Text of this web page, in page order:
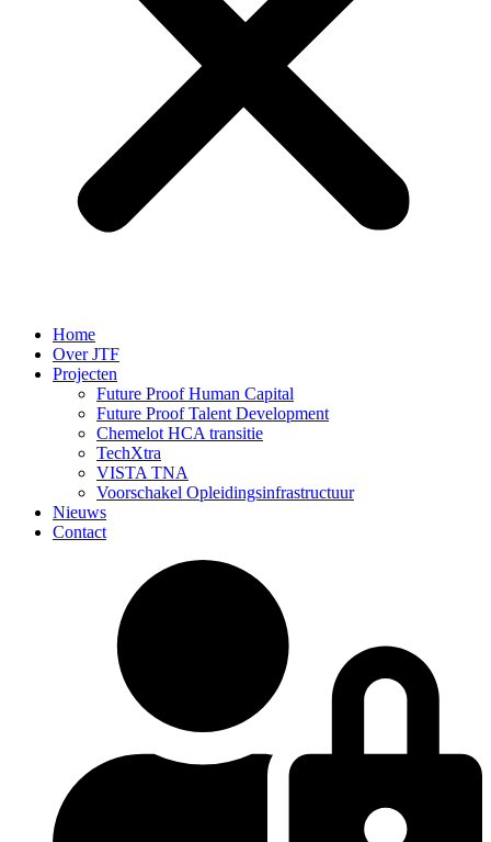
Home
Over JTF
Projecten
Future Proof Human Capital
Future Proof Talent Development
Chemelot HCA transitie
TechXtra
VISTA TNA
Voorschakel Opleidingsinfrastructuur
Nieuws
Contact